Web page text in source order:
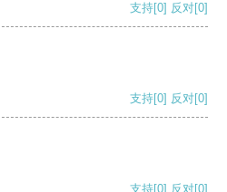
支持[0] 反对[0]
支持[0] 反对[0]
支持[0] 反对[0]